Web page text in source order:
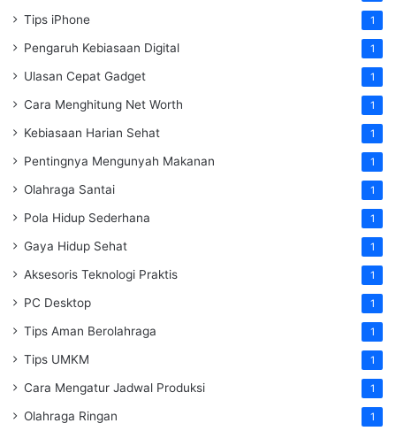
Tips iPhone 1
Pengaruh Kebiasaan Digital 1
Ulasan Cepat Gadget 1
Cara Menghitung Net Worth 1
Kebiasaan Harian Sehat 1
Pentingnya Mengunyah Makanan 1
Olahraga Santai 1
Pola Hidup Sederhana 1
Gaya Hidup Sehat 1
Aksesoris Teknologi Praktis 1
PC Desktop 1
Tips Aman Berolahraga 1
Tips UMKM 1
Cara Mengatur Jadwal Produksi 1
Olahraga Ringan 1